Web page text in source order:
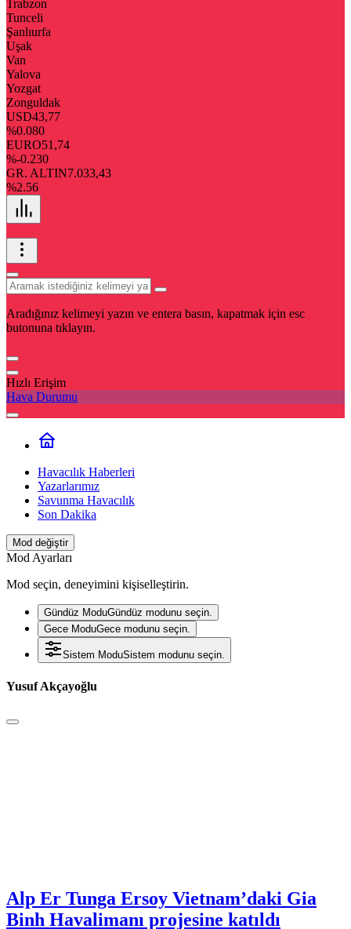
Trabzon
Tunceli
Şanlıurfa
Uşak
Van
Yalova
Yozgat
Zonguldak
USD43,77
%0.080
EURO51,74
%-0.230
GR. ALTIN7.033,43
%2.56
Aradığınız kelimeyi yazın ve entera basın, kapatmak için esc
butonuna tıklayın.
Hızlı Erişim
Hava Durumu
Havacılık Haberleri
Yazarlarımız
Savunma Havacılık
Son Dakika
Mod değiştir
Mod Ayarları
Mod seçin, deneyimini kişiselleştirin.
Gündüz ModuGündüz modunu seçin.
Gece ModuGece modunu seçin.
Sistem ModuSistem modunu seçin.
Yusuf Akçayoğlu
Alp Er Tunga Ersoy Vietnam’daki Gia
Binh Havalimanı projesine katıldı